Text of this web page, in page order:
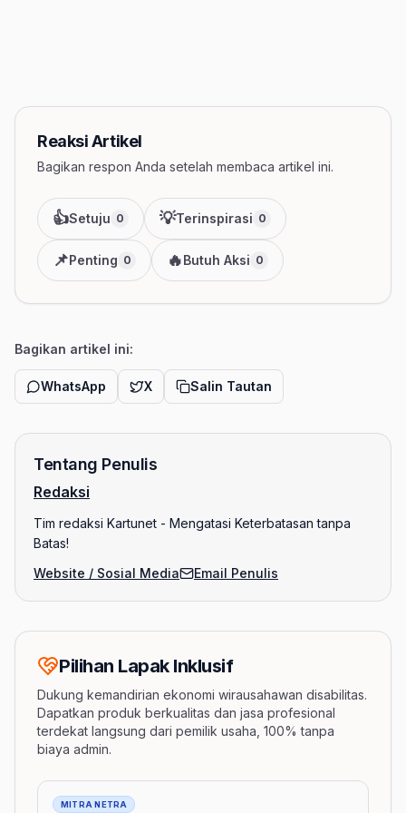
Reaksi Artikel
Bagikan respon Anda setelah membaca artikel ini.
👍Setuju 0 💡Terinspirasi 0
📌Penting 0 🔥Butuh Aksi 0
Bagikan artikel ini:
WhatsApp X Salin Tautan
Tentang Penulis
Redaksi
Tim redaksi Kartunet - Mengatasi Keterbatasan tanpa
Batas!
Website / Sosial Media
Email Penulis
Pilihan Lapak Inklusif
Dukung kemandirian ekonomi wirausahawan disabilitas.
Dapatkan produk berkualitas dan jasa profesional
terdekat langsung dari pemilik usaha, 100% tanpa
biaya admin.
Barang
MITRA NETRA